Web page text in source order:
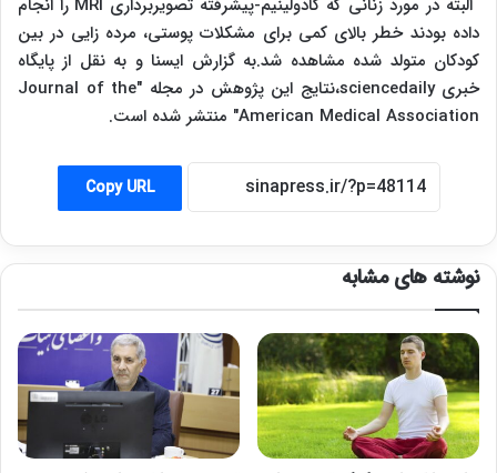
البته در مورد زنانی که گادولینیم-پیشرفته تصویربرداری MRI را انجام
داده بودند خطر بالای کمی برای مشکلات پوستی، مرده زایی در بین
کودکان متولد شده مشاهده شد.به گزارش ایسنا و به نقل از پایگاه
خبری sciencedaily،نتایج این پژوهش در مجله "Journal of the
American Medical Association" منتشر شده است.
Copy URL
نوشته های مشابه